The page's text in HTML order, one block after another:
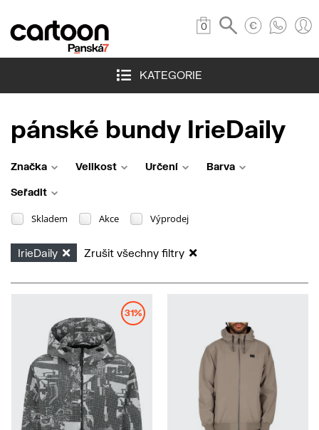
0
KATEGORIE
pánské bundy IrieDaily
Značka Velikost Určení Barva
Seřadit
Skladem Akce Výprodej
IrieDaily Zrušit všechny filtry
31%